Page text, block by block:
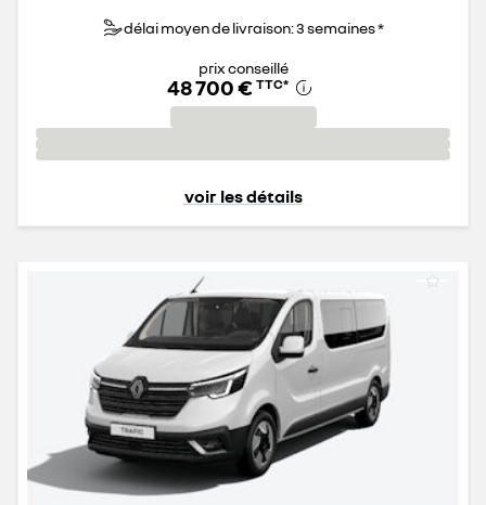
délai moyen de livraison: 3 semaines *
prix conseillé
48 700 € TTC*
voir les détails